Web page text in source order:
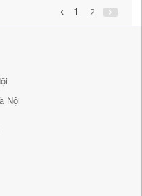
1 2
Nội